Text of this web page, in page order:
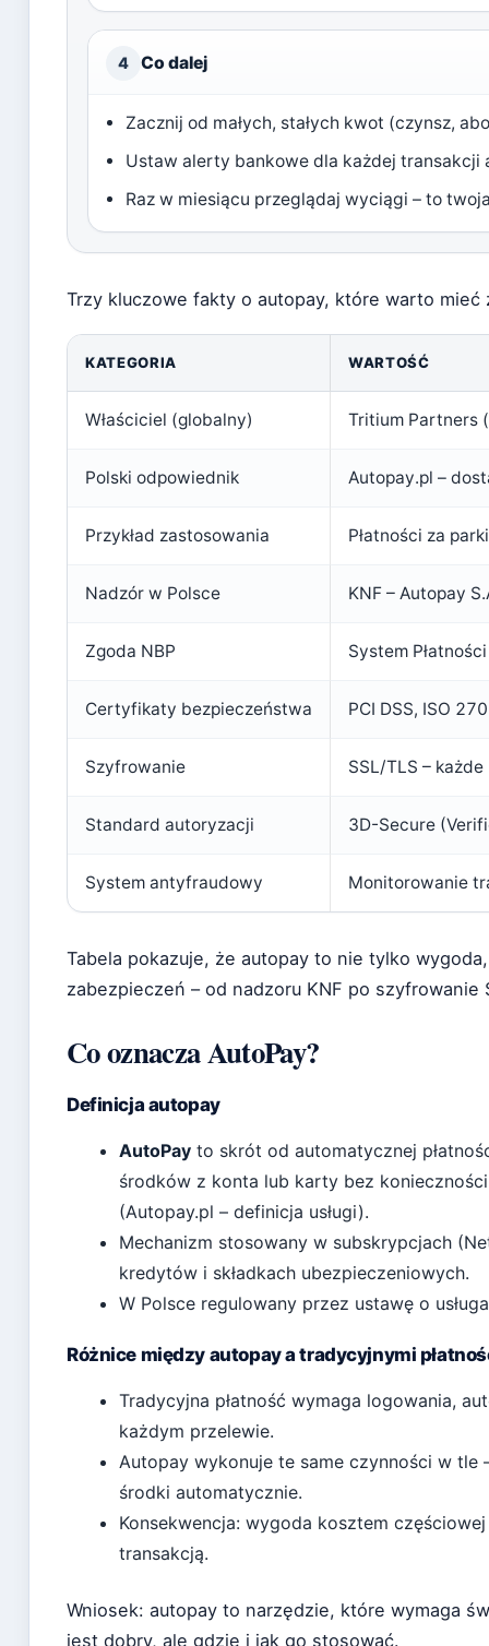
4 Co dalej
Zacznij od małych, stałych kwot (czynsz,
Ustaw alerty bankowe dla każdej transakcji
Raz w miesiącu przeglądaj wyciągi – to
Trzy kluczowe fakty o autopay, które warto mieć
KATEGORIA WARTOŚĆ
Właściciel (globalny) Tritium Partners
Polski odpowiednik Autopay.pl –
Przykład zastosowania Płatności za
Nadzór w Polsce KNF – Autopay
Zgoda NBP System
Certyfikaty bezpieczeństwa PCI DSS, ISO
Szyfrowanie SSL/TLS –
Standard autoryzacji 3D-Secure
System antyfraudowy Monitorowanie
Tabela pokazuje, że autopay to nie tylko
zabezpieczeń – od nadzoru KNF po szyfrowanie
Co oznacza AutoPay?
Definicja autopay
AutoPay to skrót od automatycznej
środków z konta lub karty bez
(Autopay.pl – definicja usługi).
Mechanizm stosowany w subskrypcjach
kredytów i składkach ubezpieczeniowych.
W Polsce regulowany przez ustawę o
Różnice między autopay a tradycyjnymi
Tradycyjna płatność wymaga logowania,
każdym przelewie.
Autopay wykonuje te same czynności w tle
środki automatycznie.
Konsekwencja: wygoda kosztem
transakcją.
Wniosek: autopay to narzędzie, które wymaga
jest dobry, ale gdzie i jak go stosować.